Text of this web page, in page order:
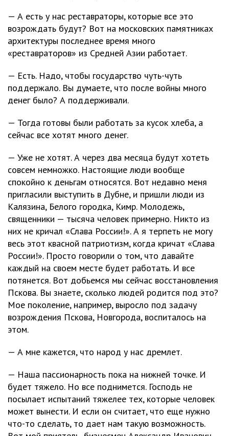
— А есть у нас реставраторы, которые все это
возрождать будут? Вот на московских памятниках
архитектуры последнее время много
«реставраторов» из Средней Азии работает.
— Есть. Надо, чтобы государство чуть-чуть
поддержало. Вы думаете, что после войны много
денег было? А поддерживали.
— Тогда готовы были работать за кусок хлеба, а
сейчас все хотят много денег.
— Уже не хотят. А через два месяца будут хотеть
совсем немножко. Настоящие люди вообще
спокойно к деньгам относятся. Вот недавно меня
пригласили выступить в Дубне, и пришли люди из
Калязина, Белого городка, Кимр. Молодежь,
священники — тысяча человек примерно. Никто из
них не кричал «Слава России!». А я терпеть не могу
весь этот квасной патриотизм, когда кричат «Слава
России!». Просто говорили о том, что давайте
каждый на своем месте будет работать. И все
потянется. Вот добьемся мы сейчас восстановления
Пскова. Вы знаете, сколько людей родится под это?
Мое поколение, например, выросло под задачу
возрождения Пскова, Новгорода, воспиталось на
этом.
— А мне кажется, что народ у нас дремлет.
— Наша пассионарность пока на нижней точке. И
будет тяжело. Но все поднимется. Господь не
посылает испытаний тяжелее тех, которые человек
может вынести. И если он считает, что еще нужно
что-то сделать, то дает нам такую возможность.